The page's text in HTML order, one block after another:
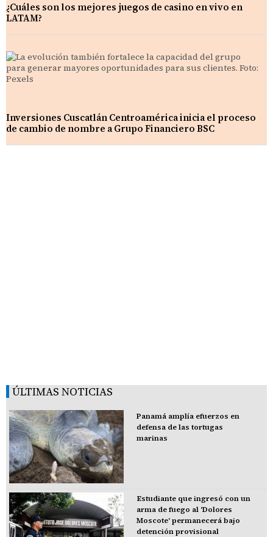
¿Cuáles son los mejores juegos de casino en vivo en
LATAM?
Inversiones Cuscatlán Centroamérica inicia el proceso
de cambio de nombre a Grupo Financiero BSC
ÚLTIMAS NOTICIAS
Panamá amplía efuerzos en
defensa de las tortugas
marinas
Estudiante que ingresó con un
arma de fuego al 'Dolores
Moscote' permanecerá bajo
detención provisional